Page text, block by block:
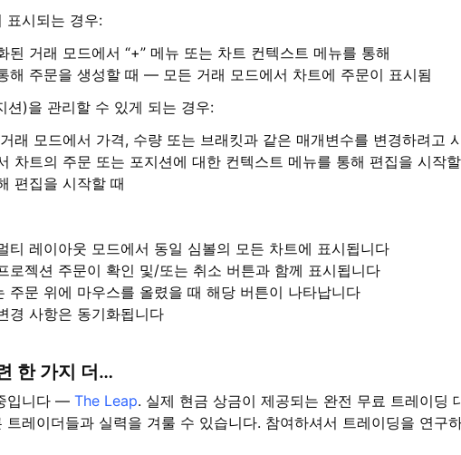
표시되는 경우:
된 거래 모드에서 “+” 메뉴 또는 차트 컨텍스트 메뉴를 통해
해 주문을 생성할 때 — 모든 거래 모드에서 차트에 주문이 표시됨
션)을 관리할 수 있게 되는 경우:
래 모드에서 가격, 수량 또는 브래킷과 같은 매개변수를 변경하려고
차트의 주문 또는 포지션에 대한 컨텍스트 메뉴를 통해 편집을 시작
편집을 시작할 때
티 레이아웃 모드에서 동일 심볼의 모든 차트에 표시됩니다
로젝션 주문이 확인 및/또는 취소 버튼과 함께 표시됩니다
주문 위에 마우스를 올렸을 때 해당 버튼이 나타납니다
경 사항은 동기화됩니다
한 가지 더…
입니다 — The Leap. 실제 현금 상금이 제공되는 완전 무료 트레이딩
트레이더들과 실력을 겨룰 수 있습니다. 참여하셔서 트레이딩을 연구